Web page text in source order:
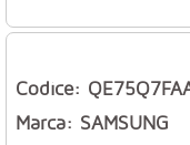
Codice:
Marca: SAMSUNG